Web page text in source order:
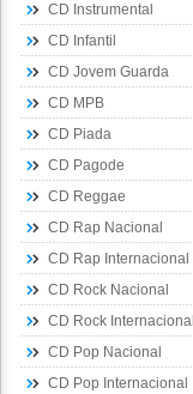
CD Instrumental
CD Infantil
CD Jovem Guarda
CD MPB
CD Piada
CD Pagode
CD Reggae
CD Rap Nacional
CD Rap Internacional
CD Rock Nacional
CD Rock Internacional
CD Pop Nacional
CD Pop Internacional